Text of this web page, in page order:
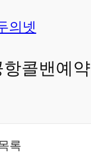
의넷
항콜밴예약
록